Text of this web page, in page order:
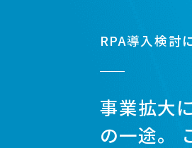
RPA導入検討
事業拡大
の一途。